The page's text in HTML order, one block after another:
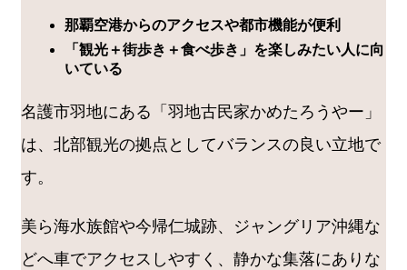
那覇空港からのアクセスや都市機能が便利
「観光＋街歩き＋食べ歩き」を楽しみたい人に向
いている
名護市羽地にある「羽地古民家かめたろうやー」
は、北部観光の拠点としてバランスの良い立地で
す。
美ら海水族館や今帰仁城跡、ジャングリア沖縄な
どへ車でアクセスしやすく、静かな集落にありな